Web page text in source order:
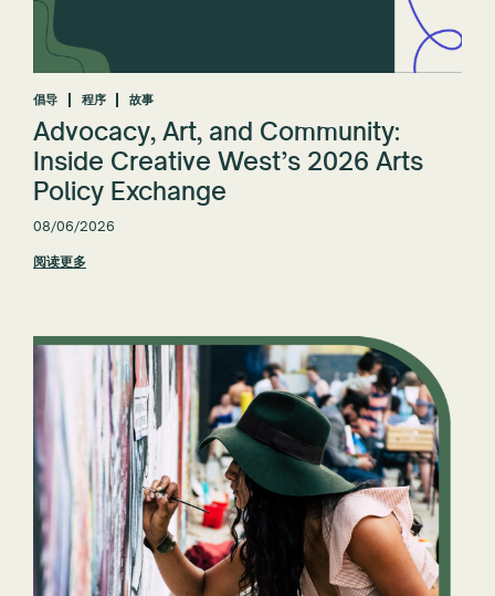
州和司法管辖区
全部重置
倡导 程序 故事
Advocacy, Art, and Community:
Inside Creative West’s 2026 Arts
Policy Exchange
08/06/2026
阅读更多